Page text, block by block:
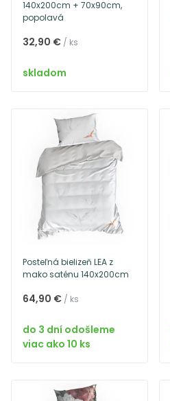
140x200cm + 70x90cm,
popolavá
32,90 € / ks
skladom
Posteľná bielizeň LEA z
mako saténu 140x200cm
64,90 € / ks
do 3 dní odošleme
viac ako 10 ks